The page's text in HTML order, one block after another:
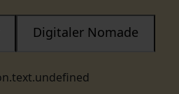
Digitaler Nomade